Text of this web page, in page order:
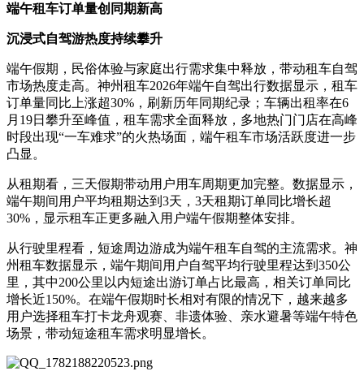
端午租车订单量创同期新高
沉浸式自驾游热度持续攀升
端午假期，民俗体验与家庭出行需求集中释放，带动租车自驾
市场热度走高。神州租车2026年端午自驾出行数据显示，租车
订单量同比上涨超30%，刷新历年同期纪录；车辆出租率在6
月19日攀升至峰值，租车需求全面释放，多地热门门店在高峰
时段出现“一车难求”的火热场面，端午租车市场活跃度进一步
凸显。
从租期看，三天假期带动用户用车周期更加完整。数据显示，
端午期间用户平均租期达到3天，3天租期订单同比增长超
30%，显示租车正更多融入用户端午假期整体安排。
从行驶里程看，短途周边游成为端午租车自驾的主流需求。神
州租车数据显示，端午期间用户自驾平均行驶里程达到350公
里，其中200公里以内短途出游订单占比最高，相关订单同比
增长近150%。在端午假期时长相对有限的情况下，越来越多
用户选择租车打卡龙舟观赛、非遗体验、亲水避暑等端午特色
场景，带动短途租车需求明显增长。